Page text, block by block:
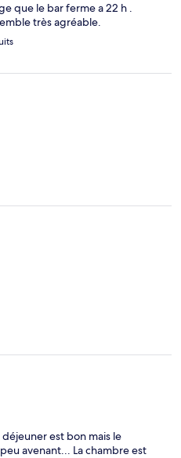
que le bar ferme a 22 h .
très agréable.
est bon mais le
avenant... La chambre est